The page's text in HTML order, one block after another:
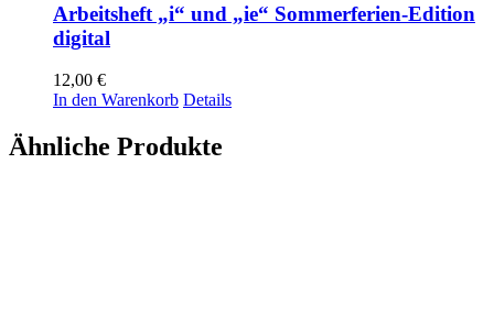
Arbeitsheft „i“ und „ie“ Sommerferien-Edition
digital
12,00 €
In den Warenkorb Details
Ähnliche Produkte